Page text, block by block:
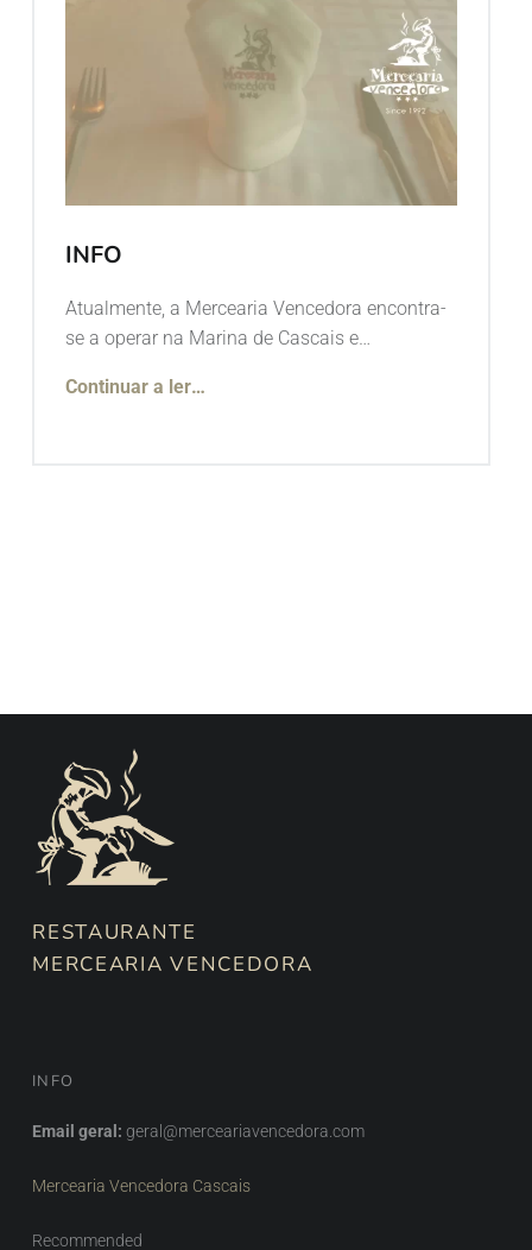
INFO
Atualmente, a Mercearia Vencedora encontra-
se a operar na Marina de Cascais e…
Continuar a ler…
RESTAURANTE
MERCEARIA VENCEDORA
INFO
Email geral: geral@merceariavencedora.com
Mercearia Vencedora Cascais
Recommended